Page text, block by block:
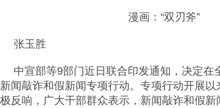
漫画：“双刃斧”
张玉胜
中宣部等9部门近日联合印发通知，决定在
新闻敲诈和假新闻专项行动。专项行动开展
极反响，广大干部群众表示，新闻敲诈和假